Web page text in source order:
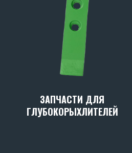
ЗАПЧАСТИ ДЛЯ
ГЛУБОКОРЫХЛИТЕЛЕЙ